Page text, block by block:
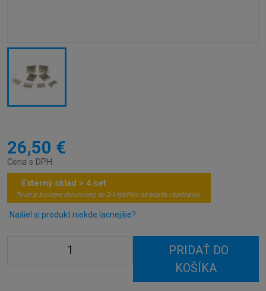
26,50 €
Cena s DPH
Externý sklad > 4 set
Tovar je zvyčajne doručovaný do 2-4 týždňov od prijatia objednávky.
Našiel si produkt niekde lacnejšie?
PRIDAŤ DO
KOŠÍKA